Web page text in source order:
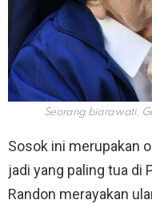
Seorang biarawati.
Sosok ini merupakan
jadi yang paling tua di
Randon merayakan